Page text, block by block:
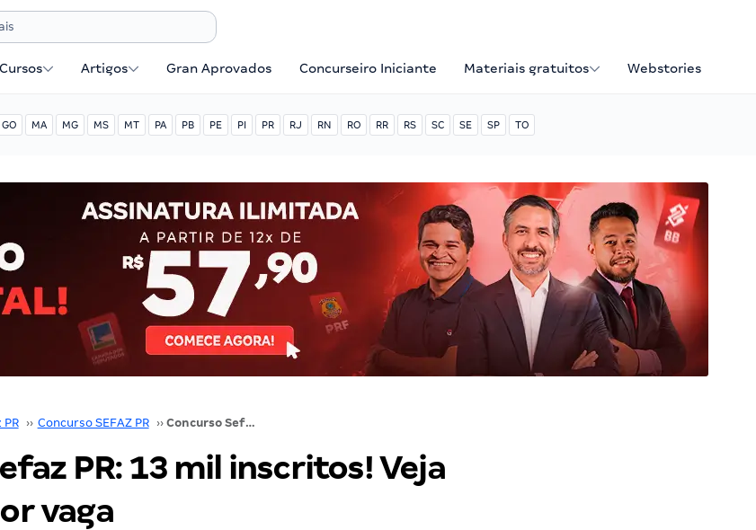
Cursos Artigos Gran Aprovados Concurseiro Iniciante Materiais gratuitos Webstories
GO MA MG MS MT PA PB PE PI PR RJ RN RO RR RS SC SE SP TO
›› Concurso SEFAZ PR ›› Concurso Sefaz PR: 13 mil inscritos! Veja demanda por vaga
PR: 13 mil inscritos! Veja
vaga